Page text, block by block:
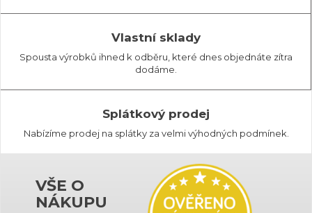
Vlastní sklady
Spousta výrobků ihned k odběru, které dnes objednáte zítra
dodáme.
Splátkový prodej
Nabízíme prodej na splátky za velmi výhodných podmínek.
VŠE O
NÁKUPU